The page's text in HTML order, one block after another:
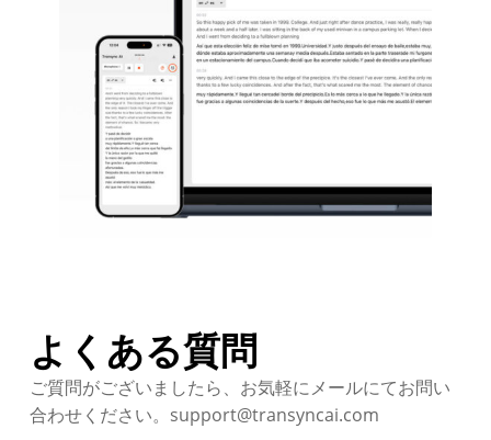
よくある質問
ご質問がございましたら、お気軽にメールにてお問い
合わせください。support@transyncai.com